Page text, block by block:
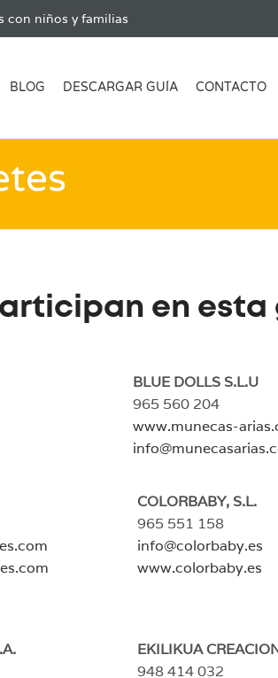
con niños y familias
BLOG DESCARGAR GUÍA CONTACTO
en esta
BLUE DOLLS S.L.U
965 560 204
www.munecas-
COLORBABY, S.L.
965 551 158
info@colorbaby.es
www.colorbaby.es
EKILIKUA
948 414 032